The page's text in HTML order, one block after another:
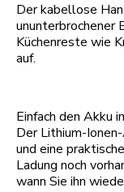
Der kabellose
ununterbrochener
Küchenreste wie
auf.
Einfach den Akku
Der Lithium-
und eine
Ladung noch
wann Sie ihn